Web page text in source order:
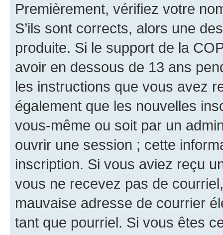
Premièrement, vérifiez votre
S’ils sont corrects, alors une
produite. Si le support de la
avoir en dessous de 13 ans
les instructions que vous avez
également que les nouvelles
vous-même ou soit par un
ouvrir une session ; cette
inscription. Si vous aviez reçu
vous ne recevez pas de
mauvaise adresse de courrier
tant que pourriel. Si vous êtes